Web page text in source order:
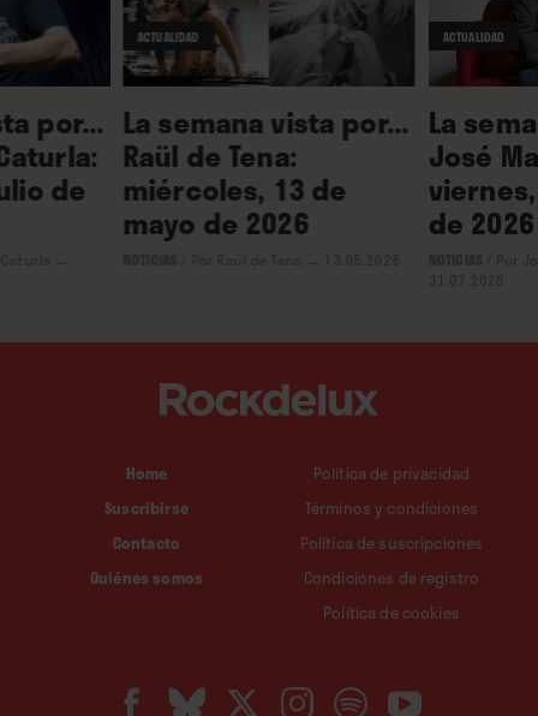
por...
de
ACTUALIDAD
La semana vista por...
Raül de Tena:
miércoles, 13 de
mayo de 2026
ACTUALIDAD
La
José
de 2026
Home
Suscribirse
Contacto
Quiénes somos
Política de privacidad
Términos y condiciones
Política de suscripciones
Condiciones de registro
Política de cookies